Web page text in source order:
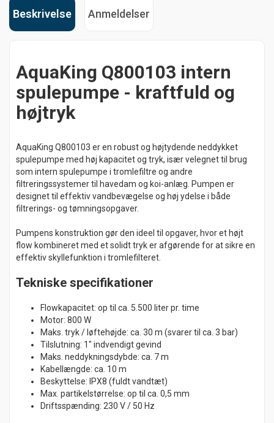
Beskrivelse Anmeldelser
AquaKing Q800103 intern
spulepumpe - kraftfuld og
højtryk
AquaKing Q800103 er en robust og højtydende neddykket
spulepumpe med høj kapacitet og tryk, især velegnet til brug
som intern spulepumpe i tromlefiltre og andre
filtreringssystemer til havedam og koi-anlæg. Pumpen er
designet til effektiv vandbevægelse og høj ydelse i både
filtrerings- og tømningsopgaver.
Pumpens konstruktion gør den ideel til opgaver, hvor et højt
flow kombineret med et solidt tryk er afgørende for at sikre en
effektiv skyllefunktion i tromlefilteret.
Tekniske specifikationer
Flowkapacitet: op til ca. 5.500 liter pr. time
Motor: 800 W
Maks. tryk / løftehøjde: ca. 30 m (svarer til ca. 3 bar)
Tilslutning: 1" indvendigt gevind
Maks. neddykningsdybde: ca. 7 m
Kabellængde: ca. 10 m
Beskyttelse: IPX8 (fuldt vandtæt)
Max. partikelstørrelse: op til ca. 0,5 mm
Driftsspænding: 230 V / 50 Hz